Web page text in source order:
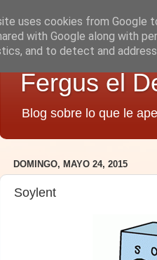
Fergus el
Blog sobre lo que le
DOMINGO, MAYO 24, 2015
Soylent
uses cookies from Google
with Google along with
and to detect and address